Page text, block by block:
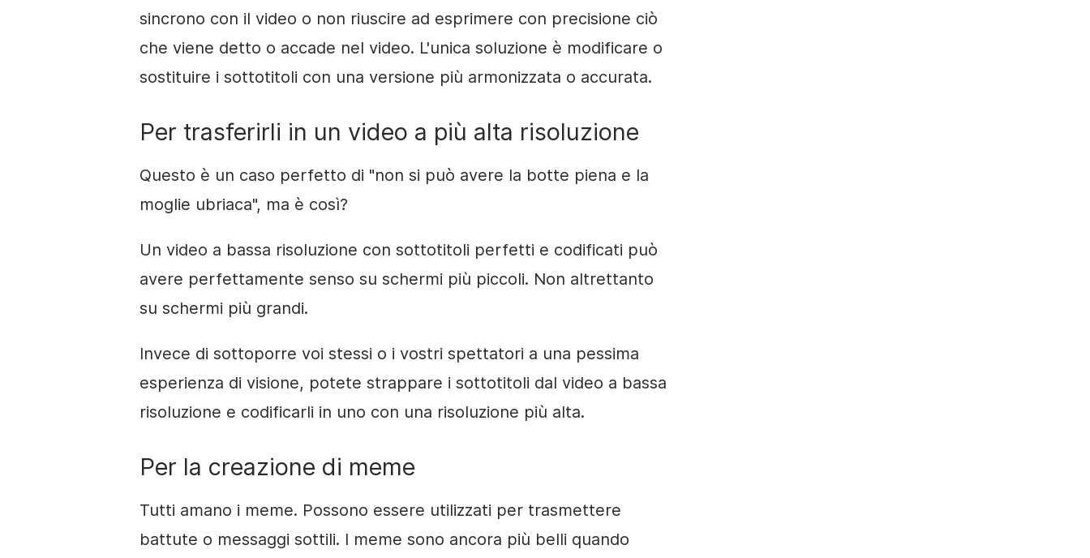
sincrono con il video o non riuscire ad esprimere con precisione ciò
che viene detto o accade nel video. L'unica soluzione è modificare o
sostituire i sottotitoli con una versione più armonizzata o accurata.
Per trasferirli in un video a più alta risoluzione
Questo è un caso perfetto di "non si può avere la botte piena e la
moglie ubriaca", ma è così?
Un video a bassa risoluzione con sottotitoli perfetti e codificati può
avere perfettamente senso su schermi più piccoli. Non altrettanto
su schermi più grandi.
Invece di sottoporre voi stessi o i vostri spettatori a una pessima
esperienza di visione, potete strappare i sottotitoli dal video a bassa
risoluzione e codificarli in uno con una risoluzione più alta.
Per la creazione di meme
Tutti amano i meme. Possono essere utilizzati per trasmettere
battute o messaggi sottili. I meme sono ancora più belli quando